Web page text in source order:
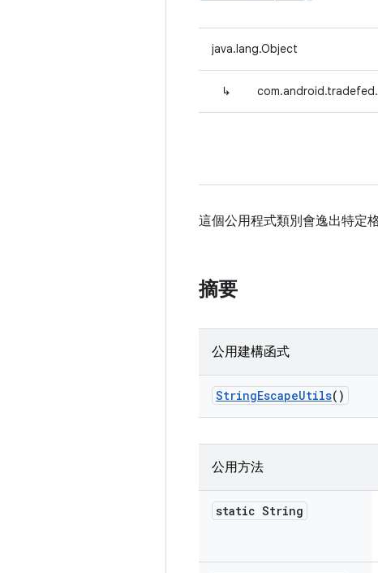
java.lang.Object
↳
這個公用程式類別會逸出特定
摘要
公用建構函式
StringEscapeUtils()
公用方法
static String